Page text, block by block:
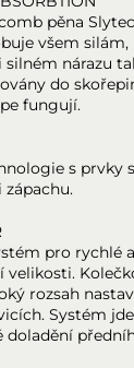
pěna
všem silám,
nárazu
do
fungují.
s prvky
pro rychlé
velikosti.
rozsah
Systém